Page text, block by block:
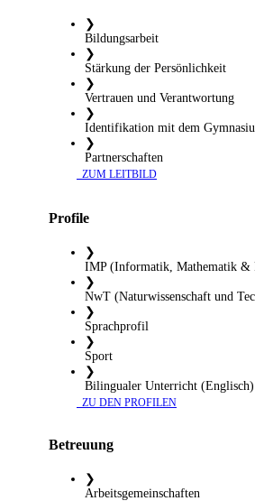
❯
Bildungsarbeit
❯
Stärkung der Persönlichkeit
❯
Vertrauen und Verantwortung
❯
Identifikation mit dem
❯
Partnerschaften
​ ZUM LEITBILD
Profile
❯
IMP (Informatik, Mathematik &
❯
NwT (Naturwissenschaft und
❯
Sprachprofil
❯
Sport
❯
Bilingualer Unterricht (Englisch)
​ ZU DEN PROFILEN
Betreuung
❯
Arbeitsgemeinschaften